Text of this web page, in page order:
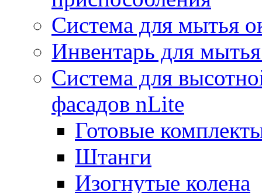
Система для мытья
Инвентарь для
Система для
фасадов nLite
Готовые
Штанги
Изогнутые колена